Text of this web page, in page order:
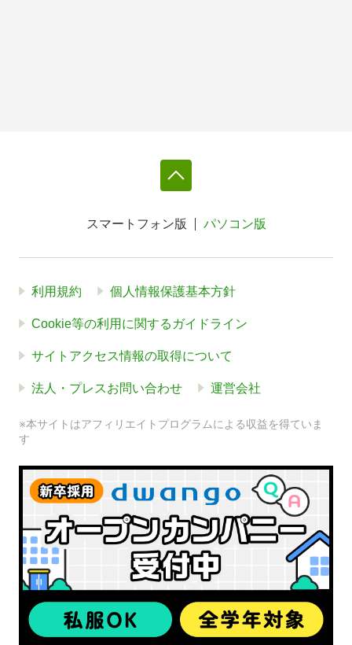
スマートフォン版 パソコン版
利用規約 個人情報保護基本方針
Cookie等の利用に関するガイドライン
サイトアクセス情報の取得について
法人・プレスお問い合わせ 運営会社
※本サイトはアフィリエイトプログラムによる収益を得ていま
す